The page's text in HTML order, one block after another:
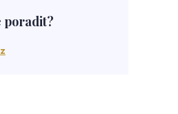
poradit?